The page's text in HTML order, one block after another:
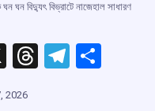
ঘন বিদ্যুৎ বিভ্রাটে নাজেহাল সাধারণ
X
T
T
2026